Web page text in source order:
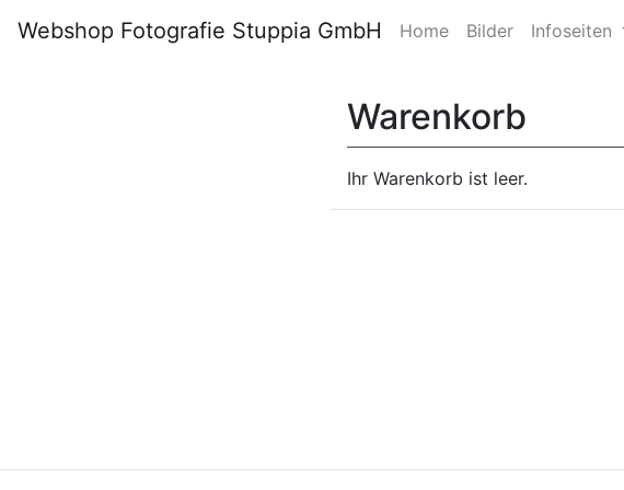
Webshop Fotografie Stuppia GmbH Home Bilder Infoseiten
Warenkorb
Ihr Warenkorb ist leer.